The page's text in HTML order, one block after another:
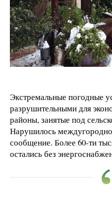
Экстремальные погодные
разрушительными для
районы, занятые под
Нарушилось
сообщение. Более 60-ти
остались без